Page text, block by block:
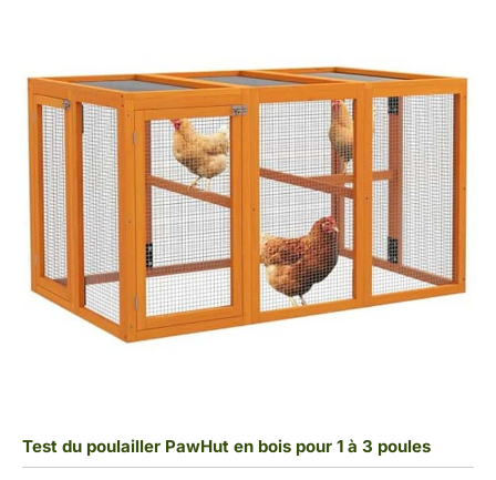
Test du poulailler PawHut en bois pour 1 à 3 poules